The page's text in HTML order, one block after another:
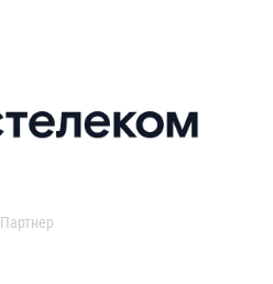
Партнер